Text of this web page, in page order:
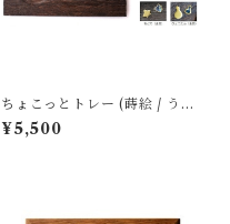
ちょこっとトレー (蒔絵 / うさ
ぎ・千鳥・ひょうたん) ｜ 岩
本清商店
¥5,500